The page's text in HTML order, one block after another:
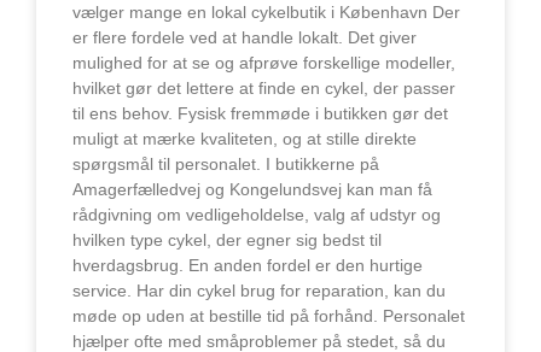
vælger mange en lokal cykelbutik i København Der
er flere fordele ved at handle lokalt. Det giver
mulighed for at se og afprøve forskellige modeller,
hvilket gør det lettere at finde en cykel, der passer
til ens behov. Fysisk fremmøde i butikken gør det
muligt at mærke kvaliteten, og at stille direkte
spørgsmål til personalet. I butikkerne på
Amagerfælledvej og Kongelundsvej kan man få
rådgivning om vedligeholdelse, valg af udstyr og
hvilken type cykel, der egner sig bedst til
hverdagsbrug. En anden fordel er den hurtige
service. Har din cykel brug for reparation, kan du
møde op uden at bestille tid på forhånd. Personalet
hjælper ofte med småproblemer på stedet, så du